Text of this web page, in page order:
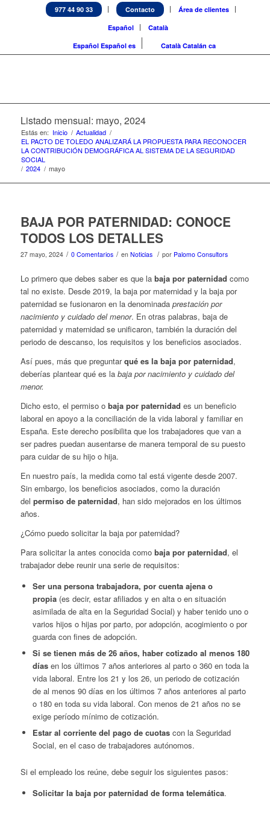
977 44 90 33 Contacto
Área de clientes
Español
Català
Español Español es Català Catalán ca
Listado mensual: mayo, 2024
Estás en: Inicio / Actualidad /
EL PACTO DE TOLEDO ANALIZARÁ LA PROPUESTA PARA RECONOCER
LA CONTRIBUCIÓN DEMOGRÁFICA AL SISTEMA DE LA SEGURIDAD
SOCIAL
/ 2024 / mayo
BAJA POR PATERNIDAD: CONOCE
TODOS LOS DETALLES
27 mayo, 2024 / 0 Comentarios / en Noticias / por Palomo Consultors
Lo primero que debes saber es que la baja por paternidad como
tal no existe. Desde 2019, la baja por maternidad y la baja por
paternidad se fusionaron en la denominada prestación por
nacimiento y cuidado del menor. En otras palabras, baja de
paternidad y maternidad se unificaron, también la duración del
periodo de descanso, los requisitos y los beneficios asociados.
Así pues, más que preguntarqué es la baja por paternidad,
deberías plantear qué es la baja por nacimiento y cuidado del
menor.
Dicho esto, el permiso o baja por paternidad es un beneficio
laboral en apoyo a la conciliación de la vida laboral y familiar en
España. Este derecho posibilita que los trabajadores que van a
ser padres puedan ausentarse de manera temporal de su puesto
para cuidar de su hijo o hija.
En nuestro país, la medida como tal está vigente desde 2007.
Sin embargo, los beneficios asociados, como la duración
del permiso de paternidad, han sido mejorados en los últimos
años.
¿Cómo puedo solicitar la baja por paternidad?
Para solicitar la antes conocida como baja por paternidad, el
trabajador debe reunir una serie de requisitos:
Ser una persona trabajadora, por cuenta ajena o
propia (es decir, estar afiliados y en alta o en situación
asimilada de alta en la Seguridad Social) y haber tenido uno o
varios hijos o hijas por parto, por adopción, acogimiento o por
guarda con fines de adopción.
Si se tienen más de 26 años, haber cotizado al menos 180
díasen los últimos 7 años anteriores al parto o 360 en toda la
vida laboral. Entre los 21 y los 26, un periodo de cotización
de al menos 90 días en los últimos 7 años anteriores al parto
o 180 en toda su vida laboral. Con menos de 21 años no se
exige período mínimo de cotización.
Estar al corriente del pago de cuotascon la Seguridad
Social, en el caso de trabajadores autónomos.
Si el empleado los reúne, debe seguir los siguientes pasos:
Solicitar la baja por paternidad de forma telemática.